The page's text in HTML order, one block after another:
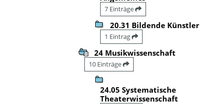
7 Einträge
20.31 Bildende Künstler
1 Eintrag
24 Musikwissenschaft
10 Einträge
24.05 Systematische
Theaterwissenschaft